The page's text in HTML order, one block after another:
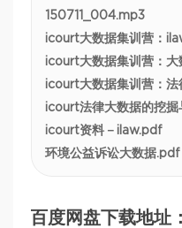
150711_004.mp3
icourt大数据集训营：
icourt大数据集训营：
icourt大数据集训营：
icourt法律大数据的挖
icourt资料－ilaw.pdf
环境公益诉讼大数据.pdf
百度网盘下载地址：